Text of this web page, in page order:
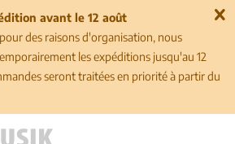
avant le 12 août
des raisons d'organisation, nous
les expéditions jusqu'au 12
seront traitées en priorité à partir du